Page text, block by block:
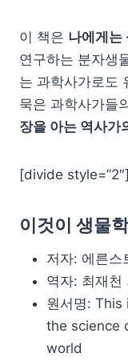
이 책은 나에게는
연구하는 분자생
는 과학사가로도
묵은 과학사가들
장을 아는 역사가
[divide style=”2″]
이것이 생물
저자: 에른스
역자: 최재천
원서명:
the science
world